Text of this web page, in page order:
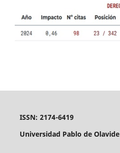
ISSN: 2174-6419
Universidad Pablo de Olavide